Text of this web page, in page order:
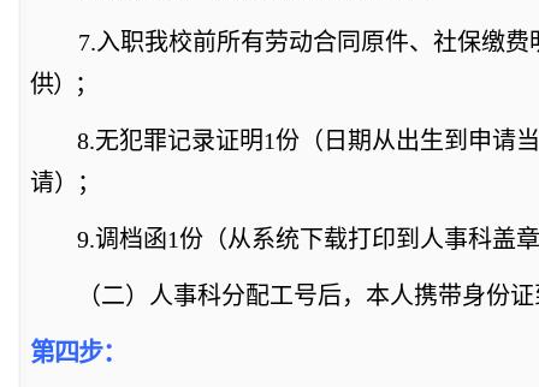
7.入职我校前所有劳动合同原件、社保缴
供）；
8.无犯罪记录证明1份（日期从出生到 申请
请）；
9.调档函1份 （从系统下载打印到人事科盖章
（二） 人事科分配工号后，本人携带身份
第四步：